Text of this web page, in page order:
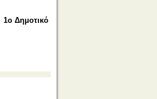
1ο Δημοτικό